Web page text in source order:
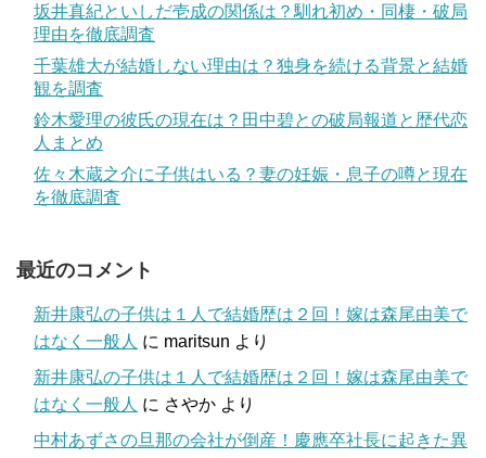
坂井真紀といしだ壱成の関係は？馴れ初め・同棲・破局
理由を徹底調査
千葉雄大が結婚しない理由は？独身を続ける背景と結婚
観を調査
鈴木愛理の彼氏の現在は？田中碧との破局報道と歴代恋
人まとめ
佐々木蔵之介に子供はいる？妻の妊娠・息子の噂と現在
を徹底調査
最近のコメント
新井康弘の子供は１人で結婚歴は２回！嫁は森尾由美で
はなく一般人 に maritsun より
新井康弘の子供は１人で結婚歴は２回！嫁は森尾由美で
はなく一般人 に さやか より
中村あずさの旦那の会社が倒産！慶應卒社長に起きた異